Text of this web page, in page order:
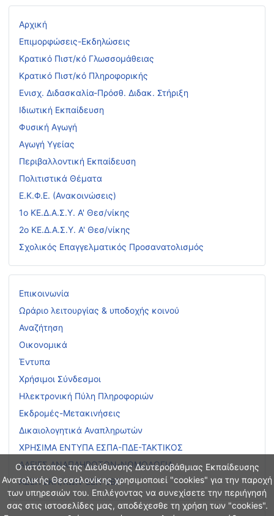
Ο ιστότοπος της Διεύθυνσης Δευτεροβάθμιας Εκπαίδευσης
Ανατολικής Θεσσαλονίκης χρησιμοποιεί "cookies" για την παροχή
των υπηρεσιών του. Επιλέγοντας να συνεχίσετε την περιήγησή
σας στις ιστοσελίδες μας, αποδέχεσθε τη χρήση των "cookies".
Αρχική
Επιμορφώσεις-Εκδηλώσεις
Κρατικό Πιστ/κό Γλωσσομάθειας
Κρατικό Πιστ/κό Πληροφορικής
Ενισχ. Διδασκαλία-Πρόσθ. Διδακ. Στήριξη
Ιδιωτική Εκπαίδευση
Φυσική Αγωγή
Αγωγή Υγείας
Περιβαλλοντική Εκπαίδευση
Πολιτιστικά Θέματα
Ε.Κ.Φ.Ε. (Ανακοινώσεις)
1ο ΚΕ.Δ.Α.Σ.Υ. Α' Θεσ/νίκης
2ο ΚΕ.Δ.Α.Σ.Υ. Α' Θεσ/νίκης
Σχολικός Επαγγελματικός Προσανατολισμός
Επικοινωνία
Ωράριο λειτουργίας & υποδοχής κοινού
Αναζήτηση
Οικονομικά
Έντυπα
Χρήσιμοι Σύνδεσμοι
Ηλεκτρονική Πύλη Πληροφοριών
Εκδρομές-Μετακινήσεις
Δικαιολογητικά Αναπληρωτών
ΧΡΗΣΙΜΑ ΕΝΤΥΠΑ ΕΣΠΑ-ΠΔΕ-ΤΑΚΤΙΚΟΣ
ΑΔΕΙΕΣ ΑΝΑΠΛΗΡΩΤΩΝ-ΝΟΜΟΛΟΓΙΑ
ΑΣΕΠ ΕΚΠ/ΚΩΝ-ΕΕΠ-ΕΒΠ